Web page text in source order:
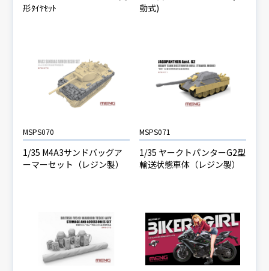
形ﾀｲﾔｾｯﾄ
動式)
MSPS070
1/35 M4A3サンドバッグア
ーマーセット（レジン製）
MSPS071
1/35 ヤークトパンターG2型
輸送状態車体（レジン製）